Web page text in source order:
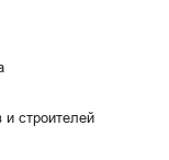
строителей